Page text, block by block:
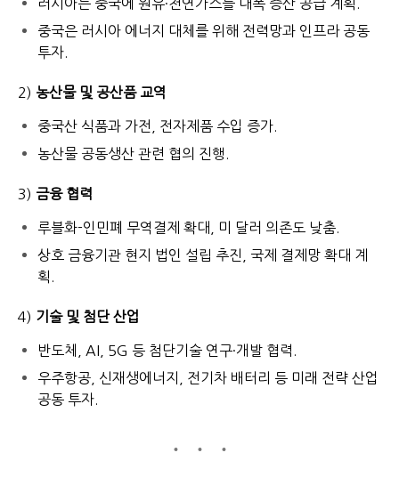
러시아는 중국에 원유·천연가스를 대폭 증산 공급 계획.
중국은 러시아 에너지 대체를 위해 전력망과 인프라 공동
투자.
2) 농산물 및 공산품 교역
중국산 식품과 가전, 전자제품 수입 증가.
농산물 공동생산 관련 협의 진행.
3) 금융 협력
루블화-인민폐 무역결제 확대, 미 달러 의존도 낮춤.
상호 금융기관 현지 법인 설립 추진, 국제 결제망 확대 계
획.
4) 기술 및 첨단 산업
반도체, AI, 5G 등 첨단기술 연구·개발 협력.
우주항공, 신재생에너지, 전기차 배터리 등 미래 전략 산업
공동 투자.